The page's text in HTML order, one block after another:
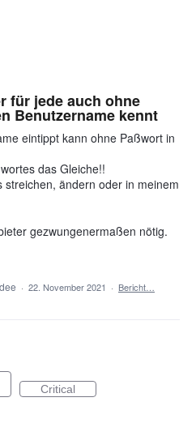
für jede auch ohne
Benutzername kennt
eintippt kann ohne Paßwort in
das Gleiche!!
ändern oder in meinem
gezwungenermaßen nötig.
· 22. November 2021 · Bericht…
Critical